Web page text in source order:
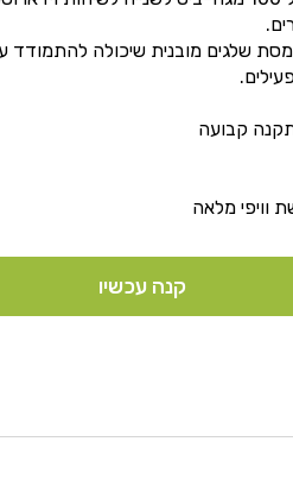
קבועה
וויפי מלאה
קנה עכשיו